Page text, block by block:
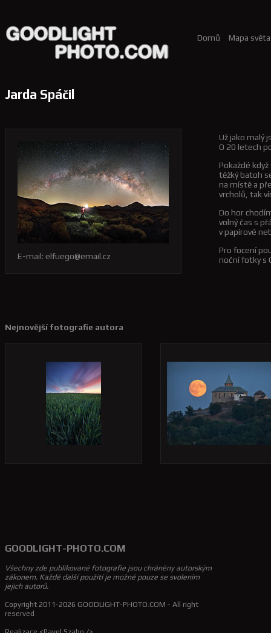
Domů Mapa světa
Jarda Spáčil
E-mail: elfuego@email.cz
Už jako malý
O 20 letech
Pokaždé
těžký batoh
na místě a
vrcholů, tak
Do hor
volný čas s
v papírové
Pro focení
noční fotky s
Nejnovější fotografie autora
GOODLIGHT-PHOTO.COM
Všechny zde publikované fotografie jsou chráněny autorským
zákonem. Každé další použití je možné pouze se svolením
jejich autorů.
Copyright 2011-2026 GOODLIGHT-PHOTO.COM - All right
reserved